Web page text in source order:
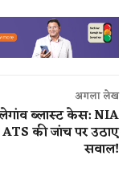
अगला लेख
ब्लास्ट केस: NIA
ATS की जांच पर उठाए
सवाल!